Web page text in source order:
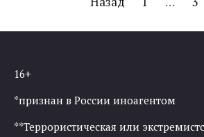
записям
16+
*признан в России иноагентом
**Террористическая или